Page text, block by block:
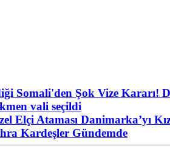
Somali'den Şok Vize Kararı!
vali seçildi
Elçi Ataması Danimarka’yı
Kardeşler Gündemde